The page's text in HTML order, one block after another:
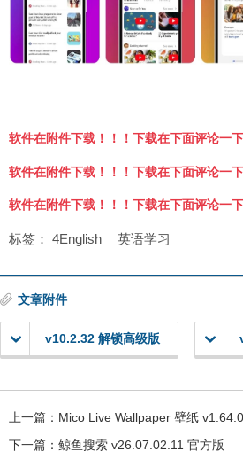
软件在附件下载！！！下载在下面评论一
软件在附件下载！！！下载在下面评论一
软件在附件下载！！！下载在下面评论一
标签： 4English 英语学习
文章附件
v10.2.32 解锁高级版
上一篇： Mico Live Wallpaper 壁纸
下一篇： 鲸鱼搜索 v26.07.02.11 官方版